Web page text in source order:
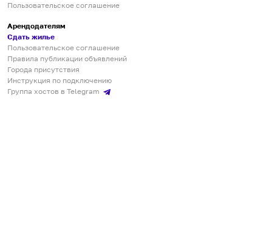
Пользовательское соглашение
Арендодателям
Сдать жилье
Пользовательское соглашение
Правила публикации объявлений
Города присутствия
Инструкция по подключению
Группа хостов в Telegram